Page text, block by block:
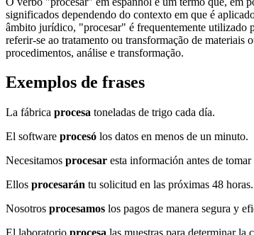
significados dependendo do contexto em que é
âmbito jurídico, "procesar" é frequentemente utilizado
referir-se ao tratamento ou transformação de materiais
procedimentos, análise e transformação.
Exemplos de frases
La fábrica procesa toneladas de trigo cada día.
El software procesó los datos en menos de un minuto.
Necesitamos procesar esta información antes de
Ellos procesarán tu solicitud en las próximas 48 horas.
Nosotros procesamos los pagos de manera segura y